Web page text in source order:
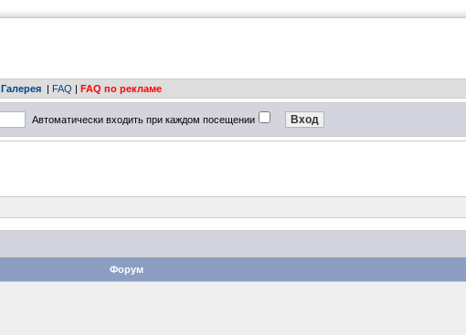
Галерея | FAQ | FAQ по рекламе
Автоматически входить при каждом посещении
Форум